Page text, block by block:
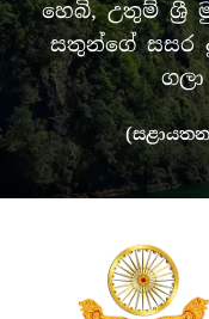
හෙබි, උතුම් ශ්‍රී
සතුන්ගේ සසර